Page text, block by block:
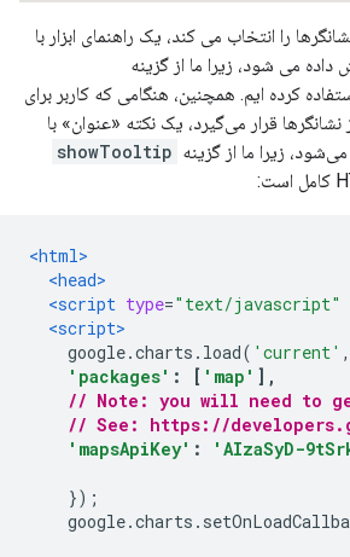
را انتخاب می کند، یک راهنمای ابزار با
می شود، زیرا ما از گزینه
کرده ایم. همچنین، هنگامی که کاربر برای
قرار می‌گیرد، یک نکته «عنوان» با
زیرا ما از گزینه showTooltip
<html>
<head>
<script type="text/javascript"
<script>
google.charts . load( 'current' ,
'packages' : [ 'map' ],
// Note: you will need to
// See: https://
'mapsApiKey' : 'AIzaSyD-
});
google.charts .